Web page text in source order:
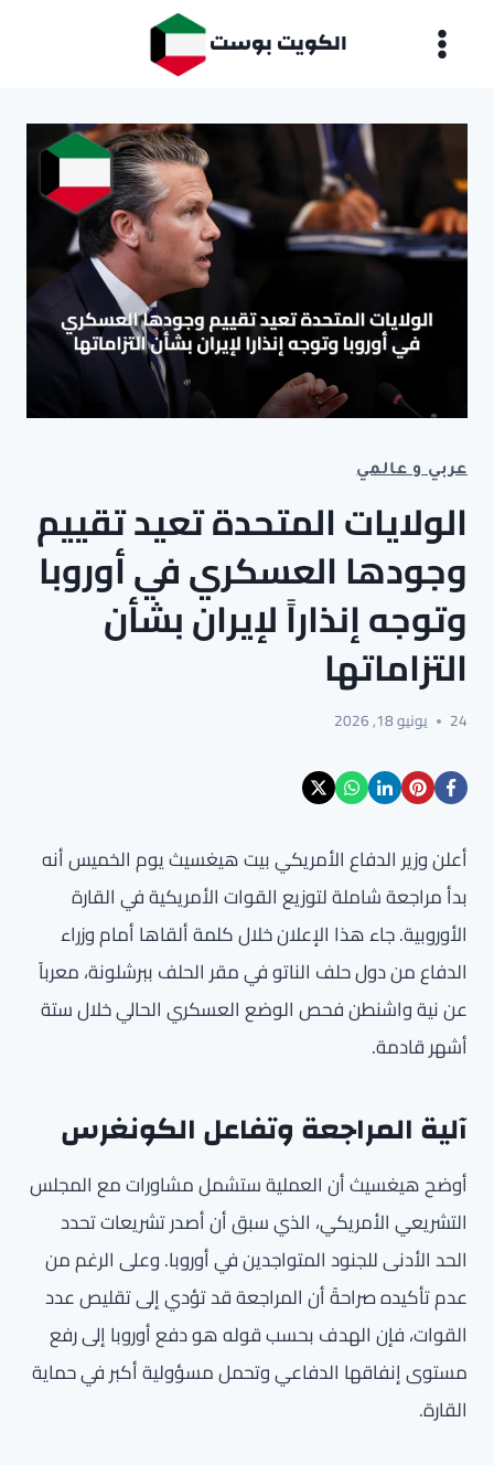
الكويت بوست
عربي و عالمي
الولايات المتحدة تعيد تقييم
وجودها العسكري في أوروبا
وتوجه إنذاراً لإيران بشأن
التزاماتها
24 يونيو 18, 2026
أعلن وزير الدفاع الأمريكي بيت هيغسيث يوم الخميس أنه
بدأ مراجعة شاملة لتوزيع القوات الأمريكية في القارة
الأوروبية. جاء هذا الإعلان خلال كلمة ألقاها أمام وزراء
الدفاع من دول حلف الناتو في مقر الحلف ببرشلونة، معرباً
عن نية واشنطن فحص الوضع العسكري الحالي خلال ستة
أشهر قادمة.
آلية المراجعة وتفاعل الكونغرس
أوضح هيغسيث أن العملية ستشمل مشاورات مع المجلس
التشريعي الأمريكي، الذي سبق أن أصدر تشريعات تحدد
الحد الأدنى للجنود المتواجدين في أوروبا. وعلى الرغم من
عدم تأكيده صراحةً أن المراجعة قد تؤدي إلى تقليص عدد
القوات، فإن الهدف بحسب قوله هو دفع أوروبا إلى رفع
مستوى إنفاقها الدفاعي وتحمل مسؤولية أكبر في حماية
القارة.